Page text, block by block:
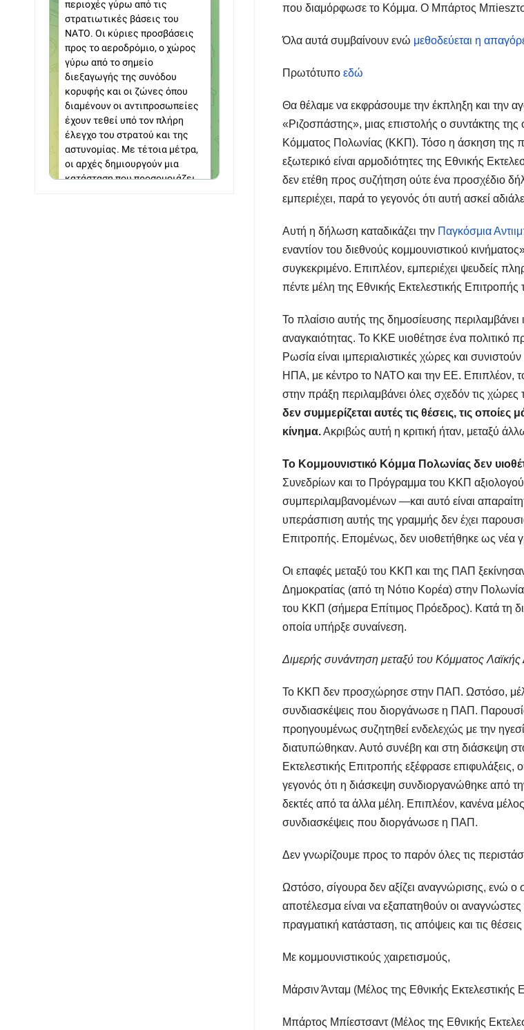
που διαμόρφωσε το Κόμμα. Ο Μπάρτος
Όλα αυτά συμβαίνουν ενώ μεθοδεύεται η
Πρωτότυπο εδώ
Θα θέλαμε να εκφράσουμε την έκπληξη και την
«Ριζοσπάστης», μιας επιστολής ο συντάκτης της
Κόμματος Πολωνίας (ΚΚΠ). Τόσο η άσκηση της
εξωτερικό είναι αρμοδιότητες της Εθνικής
δεν ετέθη προς συζήτηση ούτε ένα προσχέδιο
εμπεριέχει, παρά το γεγονός ότι αυτή ασκεί
Αυτή η δήλωση καταδικάζει την Παγκόσμια
εναντίον του διεθνούς κομμουνιστικού
συγκεκριμένο. Επιπλέον, εμπεριέχει ψευδείς
πέντε μέλη της Εθνικής Εκτελεστικής
Το πλαίσιο αυτής της δημοσίευσης περιλαμβάνει
αναγκαιότητας. Το ΚΚΕ υιοθέτησε ένα
Ρωσία είναι ιμπεριαλιστικές χώρες και
ΗΠΑ, με κέντρο το ΝΑΤΟ και την ΕΕ. Επιπλέον,
στην πράξη περιλαμβάνει όλες σχεδόν τις χώρες
δεν συμμερίζεται αυτές τις θέσεις, τις οποίες
κίνημα.Ακριβώς αυτή η κριτική ήταν, μεταξύ
Το Κομμουνιστικό Κόμμα Πολωνίας δεν
Συνεδρίων και το Πρόγραμμα του ΚΚΠ
συμπεριλαμβανομένων —και αυτό είναι
υπεράσπιση αυτής της γραμμής δεν έχει
Επιτροπής. Επομένως, δεν υιοθετήθηκε ως νέα
Οι επαφές μεταξύ του ΚΚΠ και της ΠΑΠ
Δημοκρατίας (από τη Νότιο Κορέα) στην
του ΚΚΠ (σήμερα Επίτιμος Πρόεδρος). Κατά τη
οποία υπήρξε συναίνεση.
Διμερής συνάντηση μεταξύ του Κόμματος
Το ΚΚΠ δεν προσχώρησε στην ΠΑΠ. Ωστόσο,
συνδιασκέψεις που διοργάνωσε η ΠΑΠ.
προηγουμένως συζητηθεί ενδελεχώς με την
διατυπώθηκαν. Αυτό συνέβη και στη διάσκεψη
Εκτελεστικής Επιτροπής εξέφρασε
γεγονός ότι η διάσκεψη συνδιοργανώθηκε από
δεκτές από τα άλλα μέλη. Επιπλέον, κανένα
συνδιασκέψεις που διοργάνωσε η ΠΑΠ.
Δεν γνωρίζουμε προς το παρόν όλες τις
Ωστόσο, σίγουρα δεν αξίζει αναγνώρισης, ενώ ο
αποτέλεσμα είναι να εξαπατηθούν οι
πραγματική κατάσταση, τις απόψεις και τις
Με κομμουνιστικούς χαιρετισμούς,
Μάρσιν Άνταμ (Μέλος της Εθνικής
Μπάρτος Μπίεστσαντ (Μέλος της Εθνικής